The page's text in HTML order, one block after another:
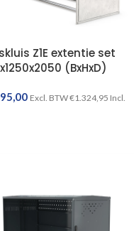
Z1E extentie set
(BxHxD)
Excl. BTW€1.324,95 Incl.